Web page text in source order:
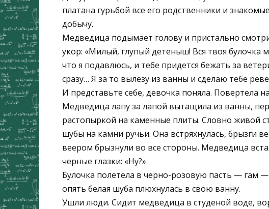
платана гурьбой все его родственники и
добычу.
Медведица подымает голову и пристально
укор: «Милый, глупый детеныш! Вся твоя булочка
что я подавлюсь, и тебе придется бежать за
сразу… Я за то вылезу из ванны и сделаю тебе
И представьте себе, девочка поняла. Повертела
Медведица лапу за лапой вытащила из ванны,
растопыркой на каменные плиты. Словно живой
шубы на камни ручьи. Она встряхнулась, брызги
веером брызнули во все стороны. Медведица
черные глазки: «Ну?»
Булочка полетела в черно-розовую пасть — гам
опять белая шуба плюхнулась в свою ванну.
Ушли люди. Сидит медведица в студеной воде,